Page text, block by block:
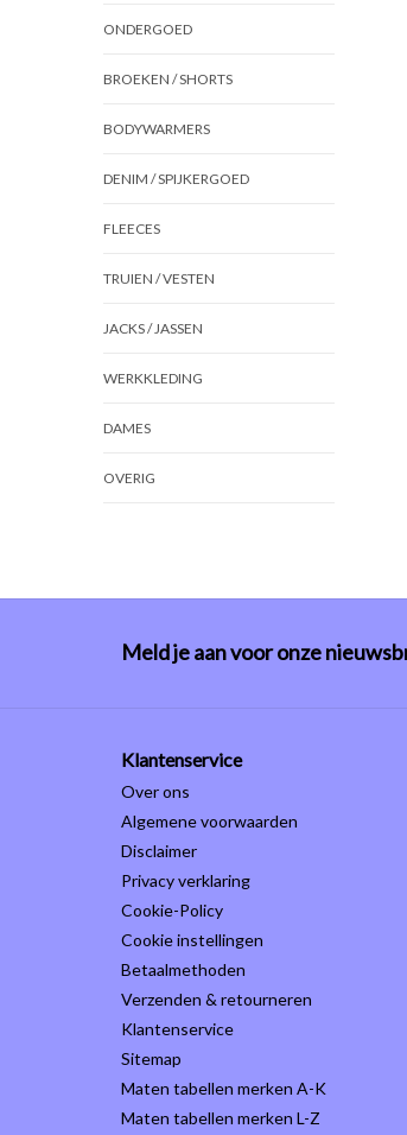
ONDERGOED
BROEKEN / SHORTS
BODYWARMERS
DENIM / SPIJKERGOED
FLEECES
TRUIEN / VESTEN
JACKS / JASSEN
WERKKLEDING
DAMES
OVERIG
Meld je aan voor onze
Klantenservice
Over ons
Algemene voorwaarden
Disclaimer
Privacy verklaring
Cookie-Policy
Cookie instellingen
Betaalmethoden
Verzenden & retourneren
Klantenservice
Sitemap
Maten tabellen merken A-K
Maten tabellen merken L-Z